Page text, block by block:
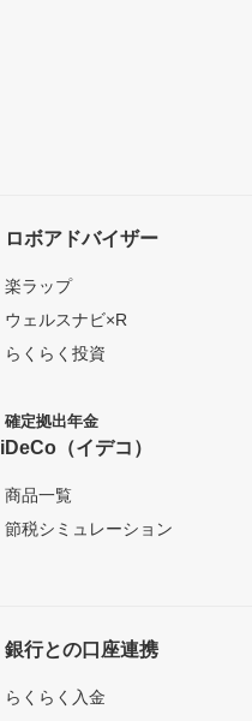
ロボアドバイザー
楽ラップ
ウェルスナビ×R
らくらく投資
確定拠出年金
iDeCo（イデコ）
商品一覧
節税シミュレーション
銀行との口座連携
らくらく入金